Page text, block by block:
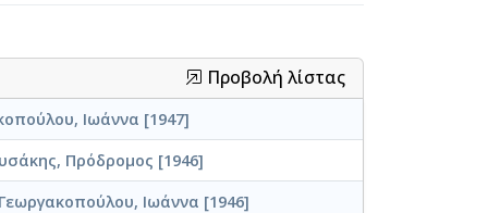
Προβολή λίστας
Ιωάννα [1947]
Πρόδρομος [1946]
Ιωάννα [1946]